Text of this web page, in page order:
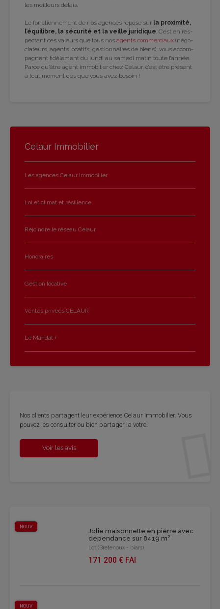
les meilleurs délais.
Le fonc­tion­ne­ment de nos agences repose sur la proxi­mité,
l’équi­libre, la sécu­rité et la veille juri­dique. C’est en res­
pec­tant ces valeurs que tous nos agents com­mer­ciaux (négo­
cia­teurs, agents loca­tifs, ges­tion­naires de biens), vous accom­
pagnent fidè­le­ment du lundi au samedi matin toute l’an­née.
Parce qu’être agent immo­bi­lier chez Celaur, c’est être pré­sent
à tout moment dès que vous avez besoin !
Celaur Immobilier
Les agences Celaur Immobilier
Loi et climat et résilience
Rejoindre le réseau Celaur
Honoraires
Gestion locative
Ventes privées CELAUR
Le Mandat +
Nos clients par­tagent leur expé­rience Celaur Immo­bi­lier. Vous
pou­vez les consul­ter ou bien par­ta­ger la votre.
Voir les avis
NOUV
Jolie maisonnette en pierre avec
dependance sur 8419 m²
Lot (Bretenoux - biars)
171 200 € FAI
NOUV